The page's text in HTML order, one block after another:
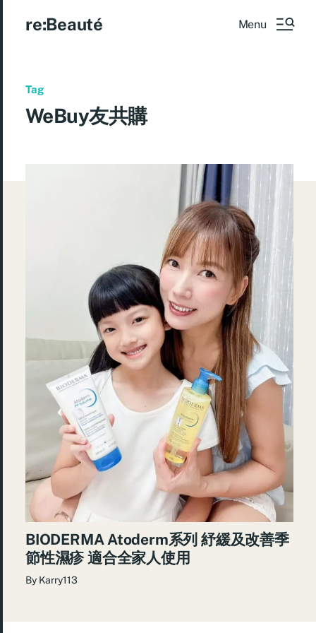
re:Beauté Menu
Tag
WeBuy友共購
BIODERMA Atoderm系列 紓緩及改善季
節性濕疹 適合全家人使用
By Karry113